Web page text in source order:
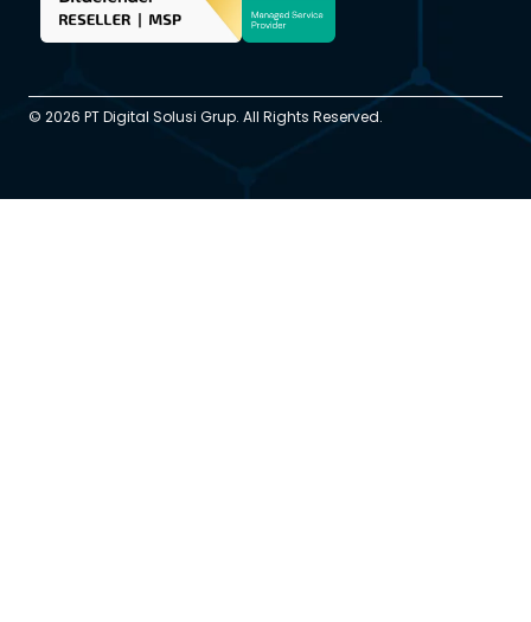
© 2026 PT Digital Solusi Grup. All Rights Reserved.